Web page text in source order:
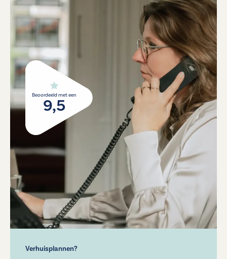
Beoordeeld met een
9,5
Verhuisplannen?